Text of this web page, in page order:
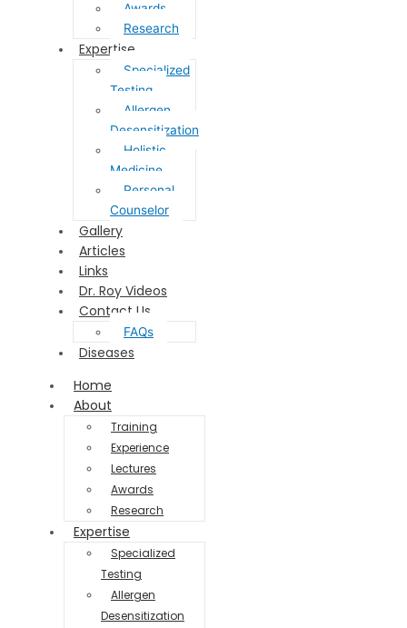
Awards
Research
Expertise
Specialized
Testing
Allergen
Desensitization
Holistic
Medicine
Personal
Counselor
Gallery
Articles
Links
Dr. Roy Videos
Contact Us
FAQs
Diseases
Home
About
Training
Experience
Lectures
Awards
Research
Expertise
Specialized
Testing
Allergen
Desensitization